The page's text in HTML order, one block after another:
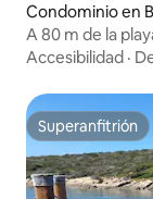
Condominio en
A 80 m de la
propio
Accesibilidad ·
Superanfitrión
Superanfitrión